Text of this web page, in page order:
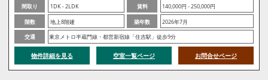
間取り
1DK - 2LDK 賃料
140,000円 - 250,000円
階数
地上8階建 築年数
2026年7月
交通
東京メトロ半蔵門線・都営新宿線「住吉駅」徒歩9分
物件詳細を見る 空室一覧ページ お問合せページ